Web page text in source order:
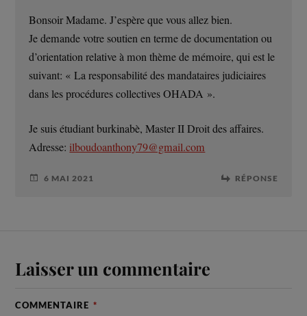
Bonsoir Madame. J’espère que vous allez bien.
Je demande votre soutien en terme de documentation ou
d’orientation relative à mon thème de mémoire, qui est le
suivant: « La responsabilité des mandataires judiciaires
dans les procédures collectives OHADA ».
Je suis étudiant burkinabè, Master II Droit des affaires.
Adresse: ilboudoanthony79@gmail.com
6 MAI 2021 RÉPONSE
Laisser un commentaire
COMMENTAIRE *